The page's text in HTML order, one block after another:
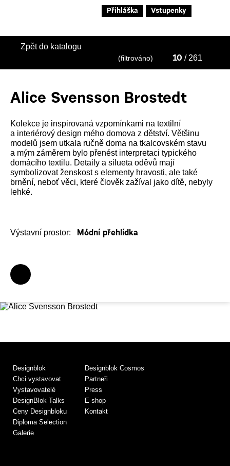
Přihláška Vstupenky
Zpět do katalogu
(filtrováno) 10 / 261
Alice Svensson Brostedt
Kolekce je inspirovaná vzpomínkami na textilní
a interiérový design mého domova z dětství. Většinu
modelů jsem utkala ručně doma na tkalcovském stavu
a mým záměrem bylo přenést interpretaci typického
domácího textilu. Detaily a silueta oděvů mají
symbolizovat ženskost s elementy hravosti, ale také
brnění, neboť věci, které člověk zažíval jako dítě, nebyly
lehké.
Výstavní prostor: Módní přehlídka
Designblok
Chci vystavovat
Vystavovatelé
DesignBlok Talks
Ceny Designbloku
Diploma Selection
Galerie
Designblok Cosmos
Partneři
Press
E-shop
Kontakt